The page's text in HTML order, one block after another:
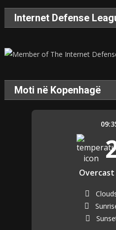
Internet Defense
Moti në Kopenhagë
Overcast